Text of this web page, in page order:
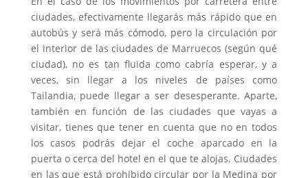
ciudades, efectivamente llegarás más rápido que en
autobús y será más cómodo, pero la circulación por
el interior de las ciudades de Marruecos (según qué
ciudad), no es tan fluida como cabría esperar, y a
veces, sin llegar a los niveles de países como
Tailandia, puede llegar a ser desesperante. Aparte,
también en función de las ciudades que vayas a
visitar, tienes que tener en cuenta que no en todos
los casos podrás dejar el coche aparcado en la
puerta o cerca del hotel en el que te alojas. Ciudades
en las que está prohibido circular por la Medina por